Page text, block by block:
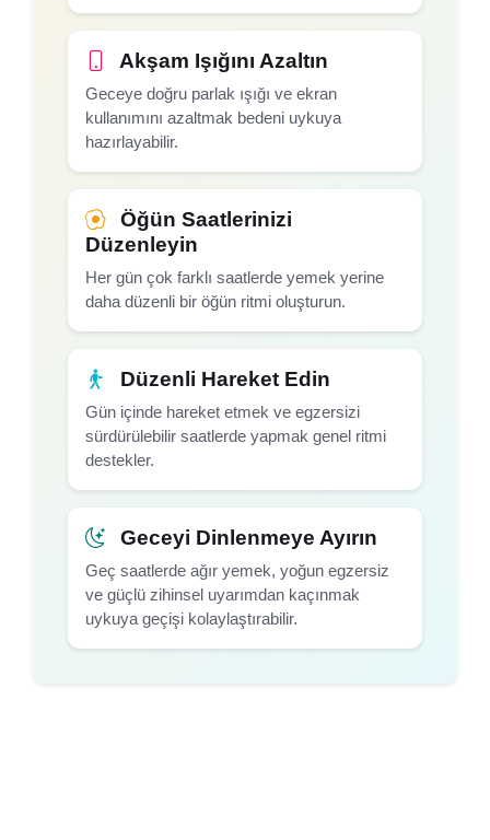
Akşam Işığını Azaltın
Geceye doğru parlak ışığı ve ekran
kullanımını azaltmak bedeni uykuya
hazırlayabilir.
Öğün Saatlerinizi
Düzenleyin
Her gün çok farklı saatlerde yemek yerine
daha düzenli bir öğün ritmi oluşturun.
Düzenli Hareket Edin
Gün içinde hareket etmek ve egzersizi
sürdürülebilir saatlerde yapmak genel ritmi
destekler.
Geceyi Dinlenmeye Ayırın
Geç saatlerde ağır yemek, yoğun egzersiz
ve güçlü zihinsel uyarımdan kaçınmak
uykuya geçişi kolaylaştırabilir.